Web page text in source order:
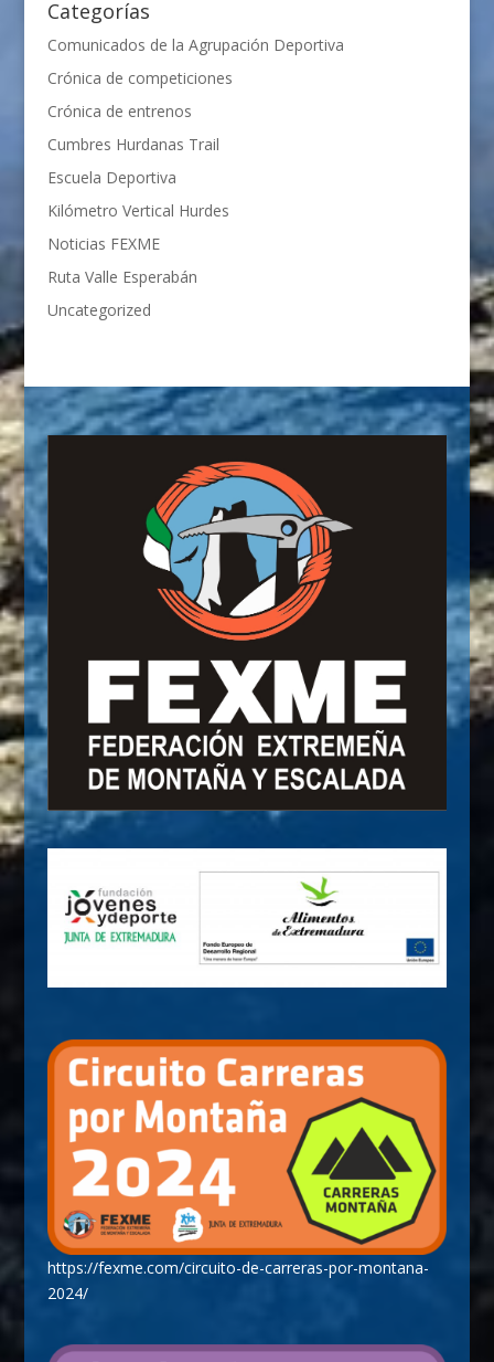
Categorías
Comunicados de la Agrupación Deportiva
Crónica de competiciones
Crónica de entrenos
Cumbres Hurdanas Trail
Escuela Deportiva
Kilómetro Vertical Hurdes
Noticias FEXME
Ruta Valle Esperabán
Uncategorized
https://fexme.com/circuito-de-carreras-por-montana-
2024/